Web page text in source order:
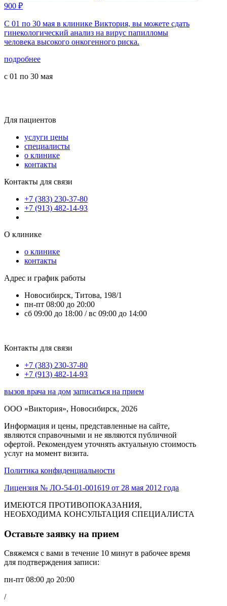
900 ₽
С 01 по 30 мая в клинике Виктория, вы можете сдать
гинекологический анализ на вирус папилломы
человека высокого онкогенного риска.
подробнее
с 01 по 30 мая
Для пациентов
услуги цены
специалисты
о клинике
контакты
Контакты для связи
+7 (383) 230-37-80
+7 (913) 482-14-93
О клинике
о клинике
контакты
Адрес и график работы
Новосибирск, Титова, 198/1
пн-пт 08:00 до 20:00
сб 09:00 до 18:00 / вс 09:00 до 14:00
Контакты для связи
+7 (383) 230-37-80
+7 (913) 482-14-93
вызов врача на дом записаться на прием
ООО «Виктория», Новосибирск, 2026
Информация и цены, представленные на сайте,
являются справочными и не являются публичной
офертой. Рекомендуем уточнять актуальную стоимость
услуг на момент визита.
Политика конфиденциальности
Лицензия № ЛО-54-01-001619 от 28 мая 2012 года
ИМЕЮТСЯ ПРОТИВОПОКАЗАНИЯ,
НЕОБХОДИМА КОНСУЛЬТАЦИЯ СПЕЦИАЛИСТА
Оставьте заявку на прием
Свяжемся с вами в течение 10 минут в рабочее время
для подтверждения записи:
пн-пт 08:00 до 20:00
/